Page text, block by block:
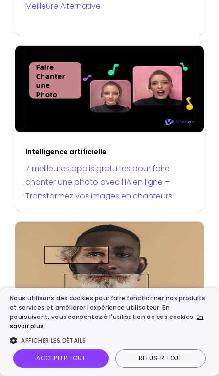
Meilleure Alternative
Intelligence artificielle
7 meilleures applis gratuites pour faire
chanter une photo avec l’IA en ligne –
Transformez vos images en chanteurs
Intelligence artificielle
Top 7 outils IA pour fusionner deux images
gratuitement en ligne
Nous utilisons des cookies pour faire fonctionner nos produits
et services et améliorer l'expérience utilisateur. En
poursuivant, vous consentez à l'utilisation de ces cookies. En
savoir plus
AFFICHER LES DÉTAILS
ACCEPTER TOUT REFUSER TOUT